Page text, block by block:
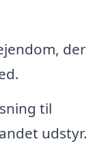
der
til
udstyr.